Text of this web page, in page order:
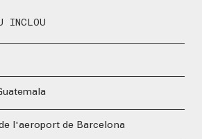
INCLOU
l'aeroport de Barcelona